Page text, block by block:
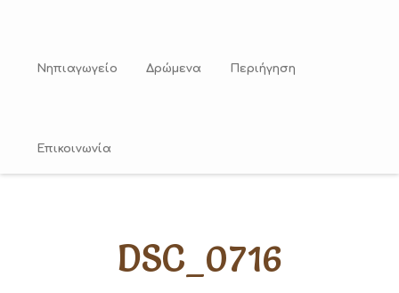
Νηπιαγωγείο Δρώμενα Περιήγηση
Επικοινωνία
DSC_0716